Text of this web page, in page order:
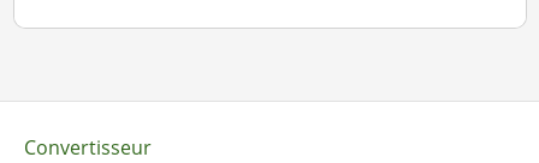
Convertisseur